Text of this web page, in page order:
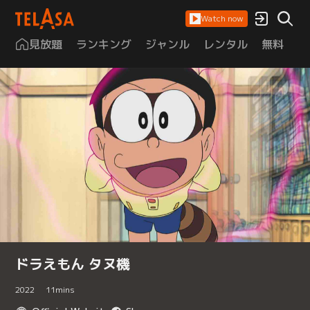
Watch now
見放題 ランキング ジャンル レンタル 無料
ドラえもん タヌ機
2022 11mins